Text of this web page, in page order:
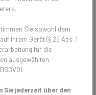
ein. Gleichzeitig
Stolperfallen
bleibt.
See gibt es die meisten
Sie sowohl dem
Ihrem Gerät (§ 25 Abs. 1
für die
ausgewählten
Sie jederzeit über den